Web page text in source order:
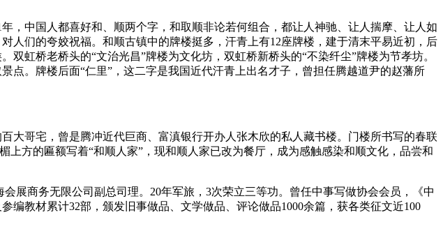
中国人都喜好和、顺两个字，和取顺非论若何组合，都让人神驰、让人揣摩、让人如
人们的夸姣祝福。和顺古镇中的牌楼挺多，汗青上有12座牌楼，建于清末平易近初，后
虹桥老桥头的“文治光昌”牌楼为文化坊，双虹桥新桥头的“不染纤尘”牌楼为节孝坊。
。牌楼后面“仁里”，这二字是我国近代汗青上出名才子，曾担任腾越道尹的赵藩所
哥宅，曾是腾冲近代巨商、富滇银行开办人张木欣的私人藏书楼。门楼所书写的春联
方的匾额写着“和顺人家”，现和顺人家已改为餐厅，成为感触感染和顺文化，品尝和
商务无限公司副总司理。20年军旅，3次荣立三等功。曾任中事写做协会会员，《中
教材累计32部，颁发旧事做品、文学做品、评论做品1000余篇，获各类征文近100